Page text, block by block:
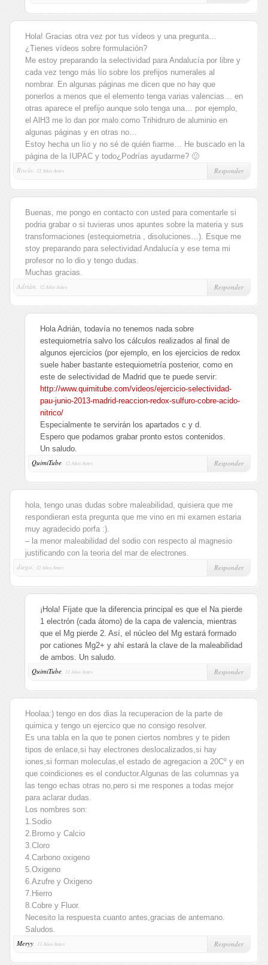
Hola! Gracias otra vez por tus vídeos y una pregunta…
¿Tienes vídeos sobre formulación?
Me estoy preparando la selectividad para Andalucía por libre y
cada vez tengo más lío sobre los prefijos numerales al
nombrar. En algunas páginas me dicen que no hay que
ponerlos a menos que el elemento tenga varias valencias… en
otras aparece el prefijo aunque solo tenga una… por ejemplo,
el AlH3 me lo dan por malo como Trihidruro de aluminio en
algunas páginas y en otras no…
Estoy hecha un lío y no sé de quién fiarme… He buscado en la
página de la IUPAC y todo¿Podrías ayudarme? 🙁
Rocío,
12 Años Antes Responder
Buenas, me pongo en contacto con usted para comentarle si
podria grabar o si tuvieras unos apuntes sobre la materia y sus
transformaciones (estequiometria , disoluciones…). Esque me
stoy preparando para selectividad Andalucía y ese tema mi
profesor no lo dio y tengo dudas.
Muchas gracias.
Adrián,
12 Años Antes Responder
Hola Adrián, todavía no tenemos nada sobre
estequiometría salvo los cálculos realizados al final de
algunos ejercicios (por ejemplo, en los ejercicios de redox
suele haber bastante estequiometría posterior, como en
este de selectividad de Madrid que te puede servir:
http://www.quimitube.com/videos/ejercicio-selectividad-
pau-junio-2013-madrid-reaccion-redox-sulfuro-cobre-acido-
nitrico/
Especialmente te servirán los apartados c y d.
Espero que podamos grabar pronto estos contenidos.
Un saludo.
QuimiTube, 12 Años Antes Responder
hola, tengo unas dudas sobre maleabilidad, quisiera que me
respondieran esta pregunta que me vino en mi examen estaria
muy agradecido porfa :).
– la menor maleabilidad del sodio con respecto al magnesio
justificando con la teoria del mar de electrones.
diego,
12 Años Antes Responder
¡Hola! Fíjate que la diferencia principal es que el Na pierde
1 electrón (cada átomo) de la capa de valencia, mientras
que el Mg pierde 2. Así, el núcleo del Mg estará formado
por cationes Mg2+ y ahí estará la clave de la maleabilidad
de ambos. Un saludo.
QuimiTube, 11 Años Antes Responder
Hoolaa:) tengo en dos dias la recuperacion de la parte de
quimica y tengo un ejercico que no consigo resolver.
Es una tabla en la que te ponen ciertos nombres y te piden
tipos de enlace,si hay electrones deslocalizados,si hay
iones,si forman moleculas,el estado de agregacion a 20Cº y en
que coindiciones es el conductor.Algunas de las columnas ya
las tengo echas otras no,pero si me respones a todas mejor
para aclarar dudas.
Los nombres son:
1.Sodio
2.Bromo y Calcio
3.Cloro
4.Carbono oxigeno
5.Oxigeno
6.Azufre y Oxigeno
7.Hierro
8.Cobre y Fluor.
Necesito la respuesta cuanto antes,gracias de antemano.
Saludos.
Meryy, 11 Años Antes Responder